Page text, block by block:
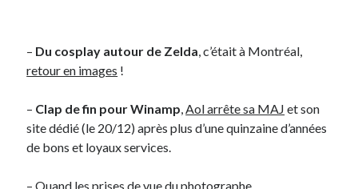
– Du cosplay autour de Zelda, c’était à Montréal,
retour en images !
– Clap de fin pour Winamp,Aol arrête sa MAJ et son
site dédié (le 20/12) après plus d’une quinzaine d’années
de bons et loyaux services.
– Quand les prises de vue du photographe